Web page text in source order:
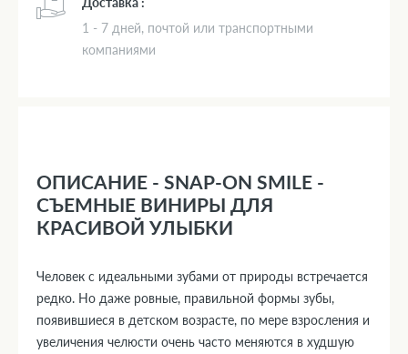
1 - 7 дней, почтой или транспортными
компаниями
ОПИСАНИЕ - SNAP-ON SMILE -
СЪЕМНЫЕ ВИНИРЫ ДЛЯ
КРАСИВОЙ УЛЫБКИ
Человек с идеальными зубами от природы встречается
редко. Но даже ровные, правильной формы зубы,
появившиеся в детском возрасте, по мере взросления и
увеличения челюсти очень часто меняются в худшую